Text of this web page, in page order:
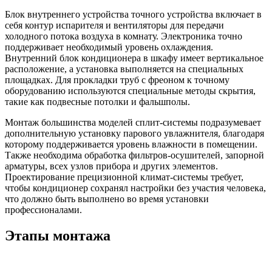
Блок внутреннего устройства точного устройства включает в
себя контур испарителя и вентиляторы для передачи
холодного потока воздуха в комнату. Электроника точно
поддерживает необходимый уровень охлаждения.
Внутренний блок кондиционера в шкафу имеет вертикальное
расположение, а установка выполняется на специальных
площадках. Для прокладки труб с фреоном к точному
оборудованию используются специальные методы скрытия,
такие как подвесные потолки и фальшполы.
Монтаж большинства моделей сплит-системы подразумевает
дополнительную установку парового увлажнителя, благодаря
которому поддерживается уровень влажности в помещении.
Также необходима обработка фильтров-осушителей, запорной
арматуры, всех узлов прибора и других элементов.
Проектирование прецизионной климат-системы требует,
чтобы кондиционер сохранял настройки без участия человека,
что должно быть выполнено во время установки
профессионалами.
Этапы монтажа